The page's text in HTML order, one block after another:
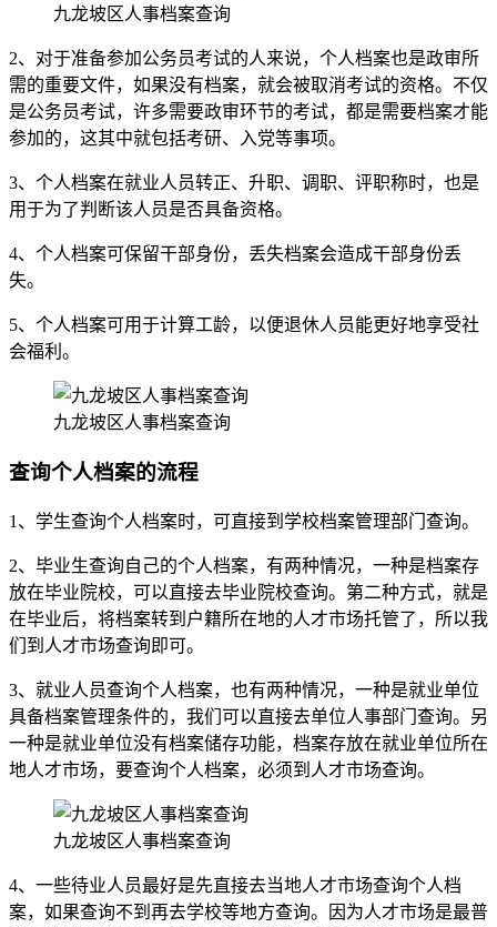
九龙坡区人事档案查询
2、对于准备参加公务员考试的人来说，个人档案也是政审所
需的重要文件，如果没有档案，就会被取消考试的资格。不仅
是公务员考试，许多需要政审环节的考试，都是需要档案才能
参加的，这其中就包括考研、入党等事项。
3、个人档案在就业人员转正、升职、调职、评职称时，也是
用于为了判断该人员是否具备资格。
4、个人档案可保留干部身份，丢失档案会造成干部身份丢
失。
5、个人档案可用于计算工龄，以便退休人员能更好地享受社
会福利。
九龙坡区人事档案查询
查询个人档案的流程
1、学生查询个人档案时，可直接到学校档案管理部门查询。
2、毕业生查询自己的个人档案，有两种情况，一种是档案存
放在毕业院校，可以直接去毕业院校查询。第二种方式，就是
在毕业后，将档案转到户籍所在地的人才市场托管了，所以我
们到人才市场查询即可。
3、就业人员查询个人档案，也有两种情况，一种是就业单位
具备档案管理条件的，我们可以直接去单位人事部门查询。另
一种是就业单位没有档案储存功能，档案存放在就业单位所在
地人才市场，要查询个人档案，必须到人才市场查询。
九龙坡区人事档案查询
4、一些待业人员最好是先直接去当地人才市场查询个人档
案，如果查询不到再去学校等地方查询。因为人才市场是最普